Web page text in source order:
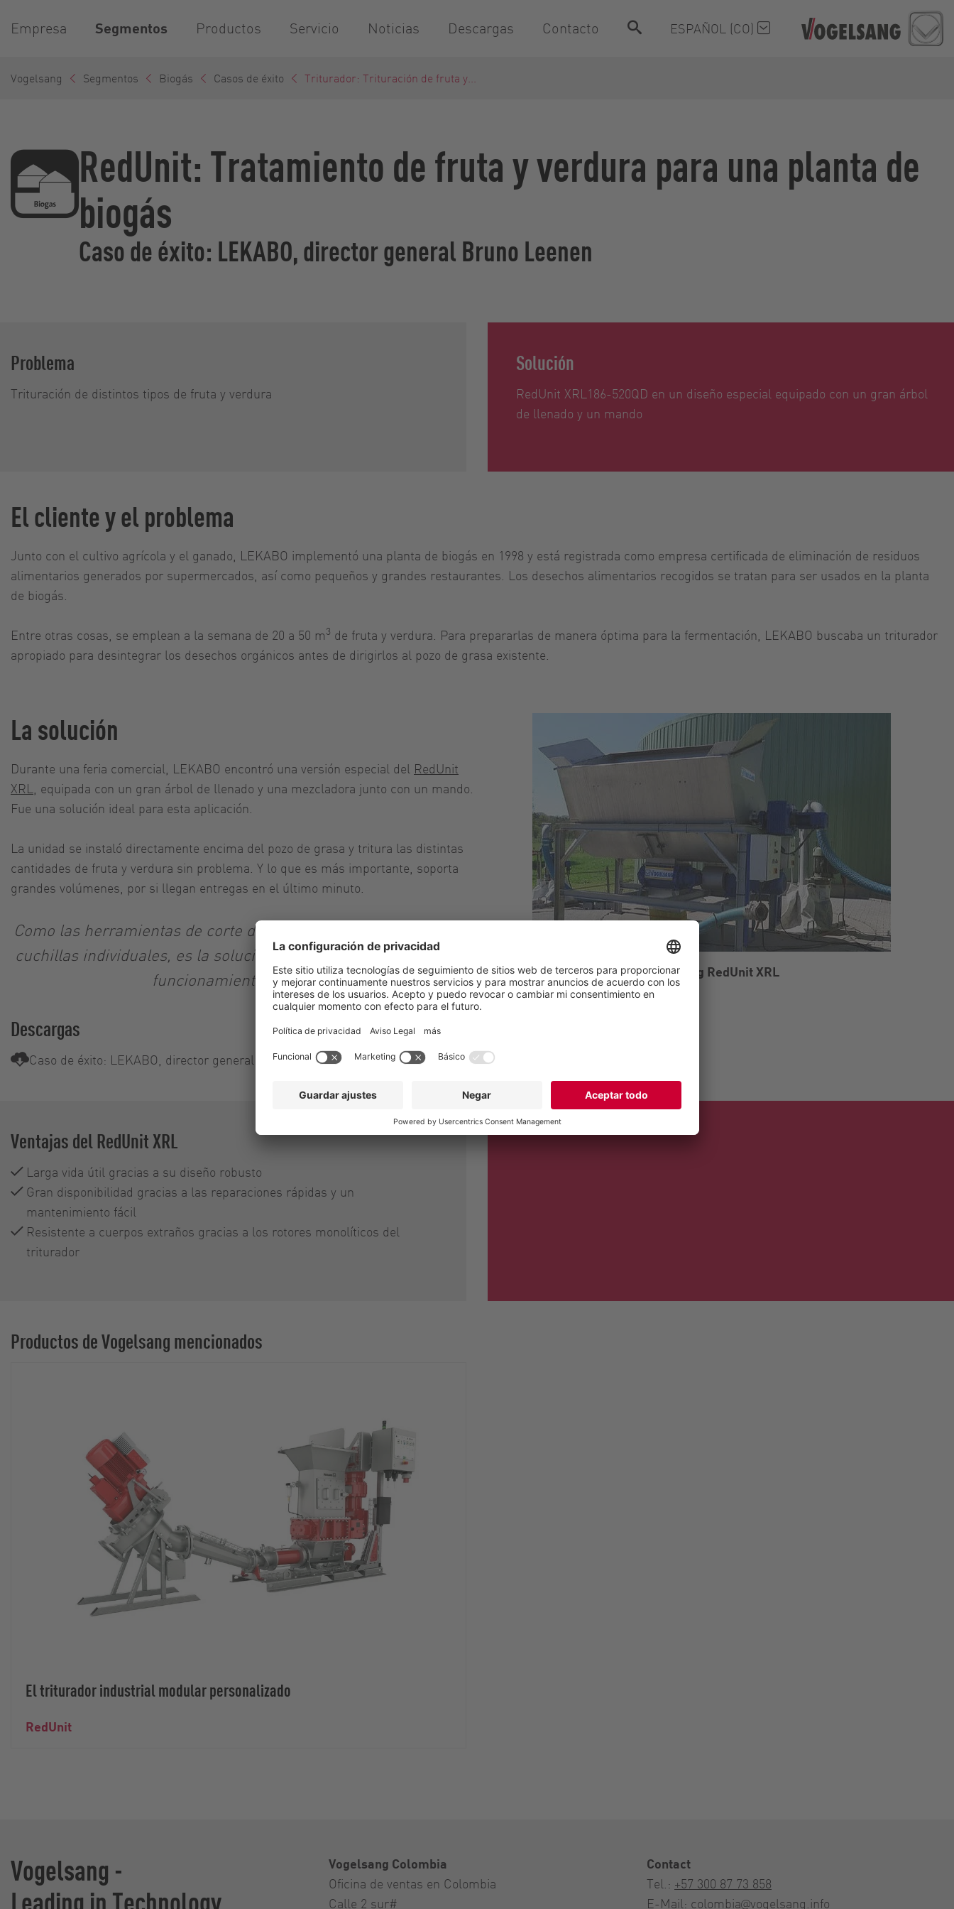
Empresa Segmentos Productos Servicio Noticias Descargas Contacto ESPAÑOL (CO)
Vogelsang Segmentos Biogás Casos de éxito Triturador: Trituración de fruta y...
RedUnit: Tratamiento de fruta y verdura para una planta de
biogás
Caso de éxito: LEKABO, director general Bruno Leenen
Problema
Trituración de distintos tipos de fruta y verdura
Solución
RedUnit XRL186-520QD en un diseño especial equipado con un gran árbol
de llenado y un mando
El cliente y el problema
Junto con el cultivo agrícola y el ganado, LEKABO implementó una planta de biogás en 1998 y está registrada como empresa certificada de eliminación de residuos
alimentarios generados por supermercados, así como pequeños y grandes restaurantes. Los desechos alimentarios recogidos se tratan para ser usados en la planta
de biogás.
Entre otras cosas, se emplean a la semana de 20 a 50 m3 de fruta y verdura. Para prepararlas de manera óptima para la fermentación, LEKABO buscaba un triturador
apropiado para desintegrar los desechos orgánicos antes de dirigirlos al pozo de grasa existente.
La solución
Durante una feria comercial, LEKABO encontró una versión especial del RedUnit
XRL
, equipada con un gran árbol de llenado y una mezcladora junto con un mando.
Fue una solución ideal para esta aplicación.
La unidad se instaló directamente encima del pozo de grasa y tritura las distintas
cantidades de fruta y verdura sin problema. Y lo que es más importante, soporta
grandes volúmenes, por si llegan entregas en el último minuto.
Como las herramientas de corte del RedUnit no se componen de
cuchillas individuales, es la solución perfecta para garantizar un
funcionamiento eficiente.
Descargas
Caso de éxito: LEKABO, director general Bruno Leenen
Vogelsang RedUnit XRL
Ventajas del RedUnit XRL
Larga vida útil gracias a su diseño robusto
Gran disponibilidad gracias a las reparaciones rápidas y un
mantenimiento fácil
Resistente a cuerpos extraños gracias a los rotores monolíticos del
triturador
Productos de Vogelsang mencionados
El triturador industrial modular personalizado
RedUnit
Vogelsang -
Leading in Technology
Vogelsang Colombia
Oficina de ventas en Colombia
Calle 2 sur#
Contact
Tel.: +57 300 87 73 858
E-Mail: colombia@vogelsang.info